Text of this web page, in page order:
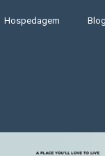
Hospedagem Blog